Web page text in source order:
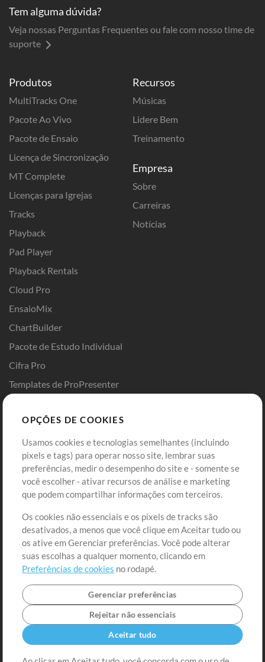
Produtos
MultiTracks One
Pacote Ao Vivo
Pacote de Ensaio
Licença de Sincronização
MT Complete
Licenças para Igrejas
Tracks
Playback
Pad Player
Playback Rentals
Cloud Pro
EnsaioMix
ChartBuilder
Pacote de Estudo Individual
Cifra Pro
Templates de ProPresenter
Recursos
Músicas
Lidere Bem
Treinamento
Empresa
Sobre
Carreiras
Notícias
Comprar Créditos
Conteúdo Grátis
Solicite uma Música
Extras
Sessões
Envie seu conteúdo
Playlist
MT Conference
Entre
Cadastre-se
Ir ao carrinho
Tem alguma dúvida?
Veja nossas Perguntas Frequentes ou fale com nosso time de
suporte
OPÇÕES DE COOKIES
Usamos cookies e tecnologias semelhantes (incluindo
pixels e tags) para operar nosso site, lembrar suas
preferências, medir o desempenho do site e - somente se
você escolher - ativar recursos de análise e marketing
que podem compartilhar informações com terceiros.
Os cookies não essenciais e os pixels de tracks são
desativados, a menos que você clique em Aceitar tudo ou
os ative em Gerenciar preferências. Você pode alterar
suas escolhas a qualquer momento, clicando em
Preferências de cookies no rodapé.
Gerenciar preferências
Rejeitar não essenciais
Aceitar tudo